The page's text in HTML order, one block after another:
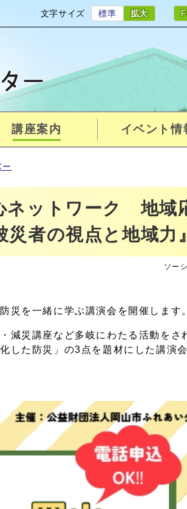
文字サイズ 標準 拡大
講座案内 イベント情
ネットワーク 地
者の視点と地域力』
ソー
災を一緒に学ぶ講演会を開催します。
減災講座など多岐にわたる活動をさ
した防災」の3点を題材にした講演会